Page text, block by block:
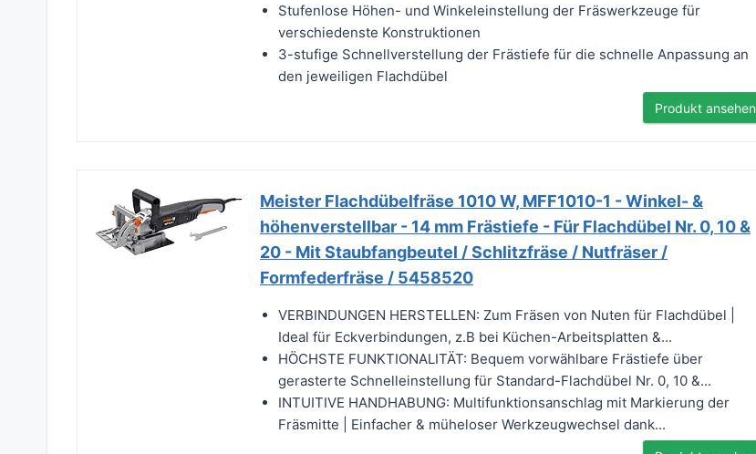
Stufenlose Höhen- und Winkeleinstellung der Fräswerkzeuge für
verschiedenste Konstruktionen
3-stufige Schnellverstellung der Frästiefe für die schnelle Anpassung an
den jeweiligen Flachdübel
Produkt ansehen
Meister Flachdübelfräse 1010 W, MFF1010-1 - Winkel- &
höhenverstellbar - 14 mm Frästiefe - Für Flachdübel Nr. 0, 10 &
20 - Mit Staubfangbeutel / Schlitzfräse / Nutfräser /
Formfederfräse / 5458520
VERBINDUNGEN HERSTELLEN: Zum Fräsen von Nuten für Flachdübel |
Ideal für Eckverbindungen, z.B bei Küchen-Arbeitsplatten &...
HÖCHSTE FUNKTIONALITÄT: Bequem vorwählbare Frästiefe über
gerasterte Schnelleinstellung für Standard-Flachdübel Nr. 0, 10 &...
INTUITIVE HANDHABUNG: Multifunktionsanschlag mit Markierung der
Fräsmitte | Einfacher & müheloser Werkzeugwechsel dank...